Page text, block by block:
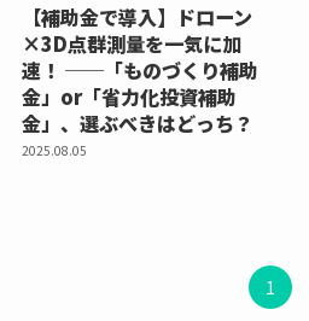
【補助金で導入】ドローン
×3D点群測量を一気に加
速！ ──「ものづくり補助
金」or「省力化投資補助
金」、選ぶべきはどっち？
2025.08.05
1